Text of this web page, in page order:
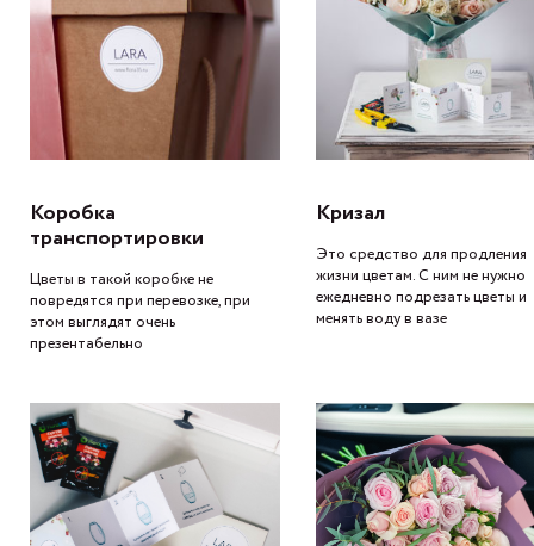
Коробка
транспортировки
Цветы в такой коробке не
повредятся при перевозке, при
этом выглядят очень
презентабельно
Кризал
Это средство для продления
жизни цветам. С ним не нужно
ежедневно подрезать цветы и
менять воду в вазе